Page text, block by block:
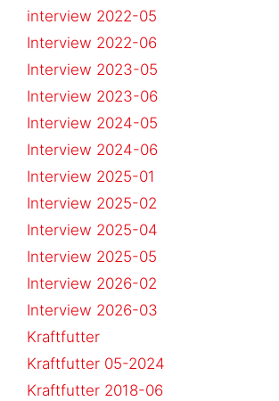
interview 2022-05
Interview 2022-06
Interview 2023-05
Interview 2023-06
Interview 2024-05
Interview 2024-06
Interview 2025-01
Interview 2025-02
Interview 2025-04
Interview 2025-05
Interview 2026-02
Interview 2026-03
Kraftfutter
Kraftfutter 05-2024
Kraftfutter 2018-06